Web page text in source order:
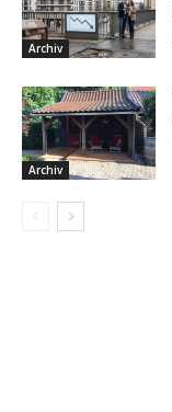
Archiv
Archiv